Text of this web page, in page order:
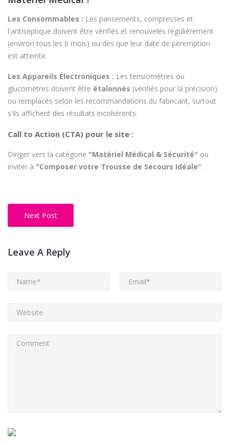
Les Consommables : Les pansements, compresses et
l'antiseptique doivent être vérifiés et renouvelés régulièrement
(environ tous les 6 mois) ou dès que leur date de péremption
est atteinte.
Les Appareils Électroniques : Les tensiomètres ou
glucomètres doivent être étalonnés (vérifiés pour la précision)
ou remplacés selon les recommandations du fabricant, surtout
s'ils affichent des résultats incohérents.
Call to Action (CTA) pour le site :
Diriger vers la catégorie "Matériel Médical & Sécurité" ou
inviter à "Composer votre Trousse de Secours Idéale".
Next Post
Leave A Reply